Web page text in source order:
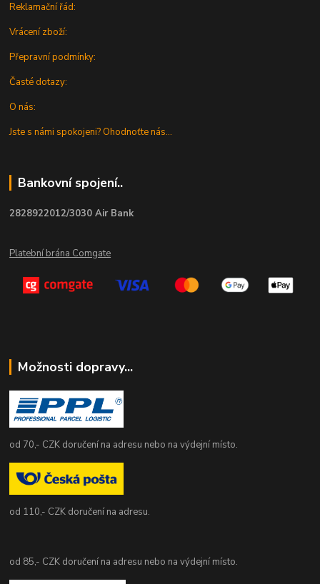
Reklamační řád:
Vrácení zboží:
Přepravní podmínky:
Časté dotazy:
O nás:
Jste s námi spokojeni? Ohodnoťte nás...
Bankovní spojení..
2828922012/3030 Air Bank
Platební brána Comgate
Možnosti dopravy...
od 70,- CZK doručení na adresu nebo na výdejní místo.
od 110,- CZK doručení na adresu.
od 85,- CZK doručení na adresu nebo na výdejní místo.